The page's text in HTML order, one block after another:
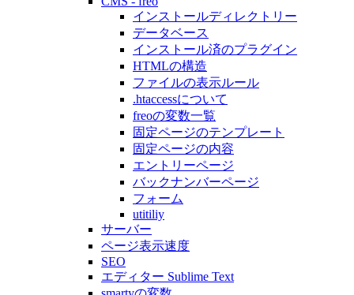
インストールディレクトリー
データベース
インストール済のプラグイン
HTMLの構造
ファイルの表示ルール
.htaccessについて
freoの変数一覧
固定ページのテンプレート
固定ページの内容
エントリーページ
バックナンバーページ
フォーム
utitiliy
サーバー
ページ表示速度
SEO
エディター Sublime Text